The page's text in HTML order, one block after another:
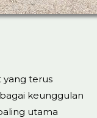
yang terus
keunggulan
utama